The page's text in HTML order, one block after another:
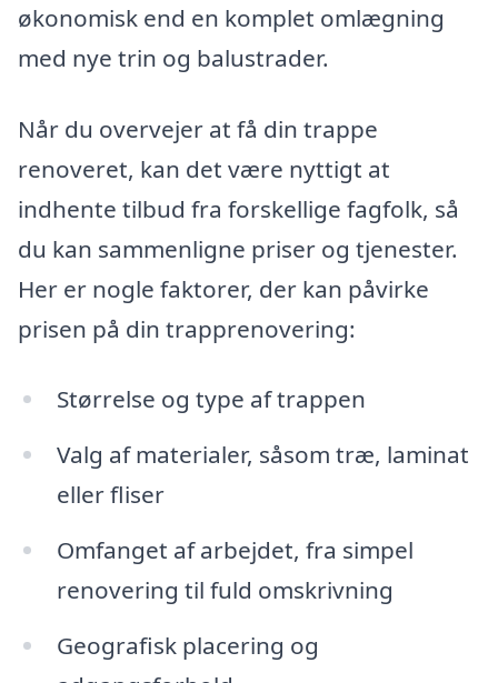
økonomisk end en komplet omlægning
med nye trin og balustrader.
Når du overvejer at få din trappe
renoveret, kan det være nyttigt at
indhente tilbud fra forskellige fagfolk, så
du kan sammenligne priser og tjenester.
Her er nogle faktorer, der kan påvirke
prisen på din trapprenovering:
Størrelse og type af trappen
Valg af materialer, såsom træ, laminat
eller fliser
Omfanget af arbejdet, fra simpel
renovering til fuld omskrivning
Geografisk placering og